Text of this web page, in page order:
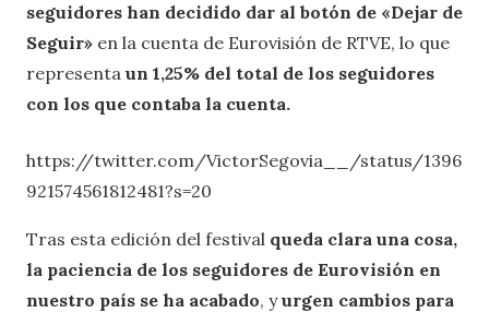
seguidores han decidido dar al botón de «Dejar de
Seguir» en la cuenta de Eurovisión de RTVE, lo que
representa un 1,25% del total de los seguidores
con los que contaba la cuenta.
https://twitter.com/VictorSegovia__/status/1396
921574561812481?s=20
Tras esta edición del festival queda clara una cosa,
la paciencia de los seguidores de Eurovisión en
nuestro país se ha acabado, yurgen cambios para